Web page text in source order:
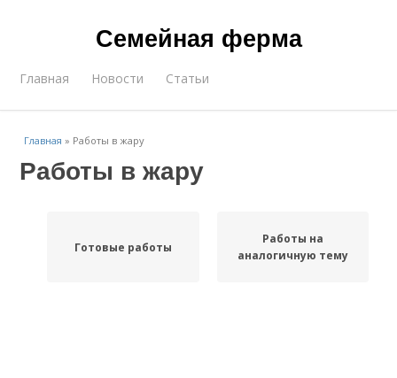
Семейная ферма
Главная Новости Статьи
Главная » Работы в жару
Работы в жару
Готовые работы
Работы на
аналогичную тему